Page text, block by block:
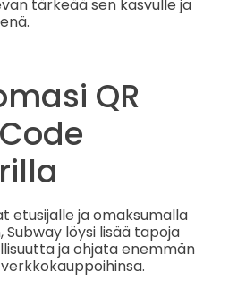
tärkeää sen kasvulle ja
QR
etusijalle ja omaksumalla
löysi lisää tapoja
ja ohjata enemmän